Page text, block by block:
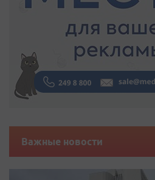
Важные новости